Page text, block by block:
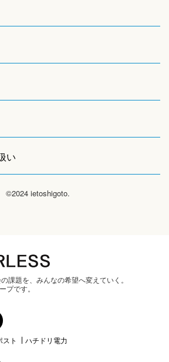
い
©2024 ietoshigoto.
課題を、みんなの希望へ変えていく。
プです。
スト ハチドリ電力